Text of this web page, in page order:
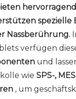
spezielle
Nassberührung.
verfügen
und
wie SPS-,
, um